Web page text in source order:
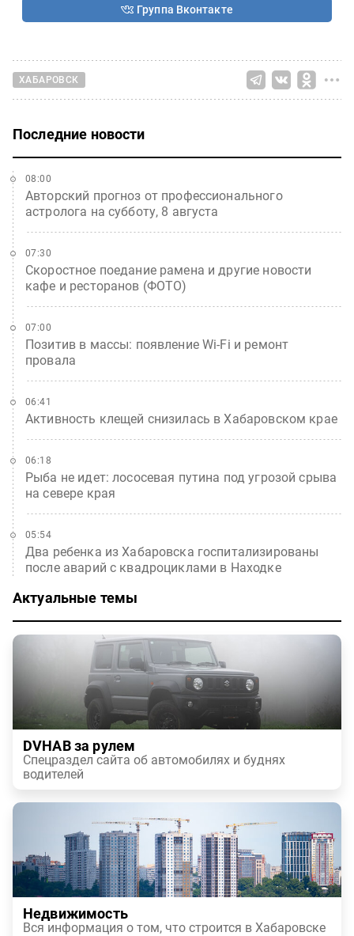
Группа Вконтакте
ХАБАРОВСК
Последние новости
Авторский прогноз от профессионального
астролога на субботу, 8 августа
08:00
Скоростное поедание рамена и другие новости
кафе и ресторанов (ФОТО)
07:30
Позитив в массы: появление Wi-Fi и ремонт
провала
07:00
Активность клещей снизилась в Хабаровском крае
06:41
Рыба не идет: лососевая путина под угрозой срыва
на севере края
06:18
Два ребенка из Хабаровска госпитализированы
после аварий с квадроциклами в Находке
05:54
Актуальные темы
DVHAB за рулем
Спецраздел сайта об автомобилях и буднях
водителей
Недвижимость
Вся информация о том, что строится в Хабаровске